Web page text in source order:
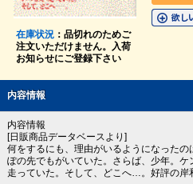
在庫状況：品切れのためご
注文いただけません。入荷
お知らせにご登録下さい
内容情報
内容情報
[日販商品データベースより]
何をするにも、理由がいるようになった
ぽの先でもがいていた。さらば、少年。
走っていた。そして、どこへ…。好評の岸